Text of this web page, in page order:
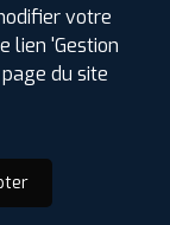
votre
lien 'Gestion
du site